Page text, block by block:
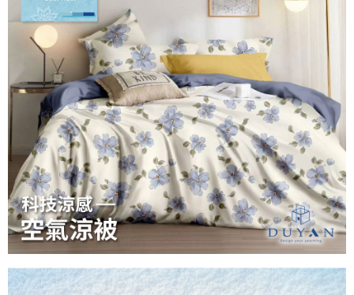
【繳款方式說明】
1.分期款項不併入電信帳單，「大哥付你分期」於每月結算日後寄送繳費提
醒簡訊。
2.透過簡訊連結打開帳單後，可選擇「超商條碼／台灣大直營門市／銀行轉
帳／街口支付／iPASS MONEY」等通路繳費。
【注意事項】
1.本服務係由「台灣大哥大股份有限公司」（以下簡稱本公司）所提供，讓
用戶於交易時，得透過本服務購買商品或服務，並由商店將買賣／分期付款
買賣價金債權讓與本公司後，依約使用本公司帳單繳交帳款。
2.基於同意付款使用「大哥付你分期」之契約關係目的，商店將以您的個人
資料（包含姓名、電話或地址）提供予台灣大哥大進項蒐集、處理及利用，
由本公司與您本人進行分期帳單所需資料之確認、核對及更正。
3.完整用戶服務條款，請詳閱以下連結：
https://oppay.tw/userRule
３．安心：先確認商品／服務後，再付款。
【「AFTEE先享後付」結帳流程】
１．於結帳方式選擇「AFTEE先享後付」後，將跳轉至「AFTEE先享後付」
結帳頁面，進行簡訊認證並確認金額後，即可完成結帳。
２．訂單成立數日內，您將收到繳費通知簡訊。
３．收到繳費通知簡訊後14天內，點擊此簡訊中的連結，可透過四大超商／
ATM／網路銀行／等多元方式進行付款，方視為交易完成。
※ 請注意：結帳手續完成當下不需立刻繳費，但若您需要取消訂單，請聯絡
購買商品的店家。未經商家同意取消之訂單仍視為有效，需透過AFTEE先享
後付繳納相關費用。
※ 交易是否成功請以「AFTEE先享後付 」之結帳頁面顯示為準，若有關於
是否繳費成功／繳費後需取消欲退款等相關疑問，請聯繫「AFTEE先享後付
客戶支援中心」 https://netprotections.freshdesk.com/support/home
【注意事項】
１．透過由恩沛科技股份有限公司提供之「AFTEE先享後付」服務完成之交
易，需依本服務之必要範圍內提供個人資料，並將交易相關給付款項請求債
２．關於個人資料處理事宜，請瀏覽以下網址：
https://aftee.tw/terms/#terms3
運送方式
全家取貨付款
每筆NT$60，滿NT$999(含以上)免運費
付款後全家取貨
每筆NT$60，滿NT$999(含以上)免運費
7-11取貨付款
每筆NT$60，滿NT$999(含以上)免運費
付款後7-11取貨
每筆NT$60，滿NT$999(含以上)免運費
每筆NT$80，滿NT$999(含以上)免運費